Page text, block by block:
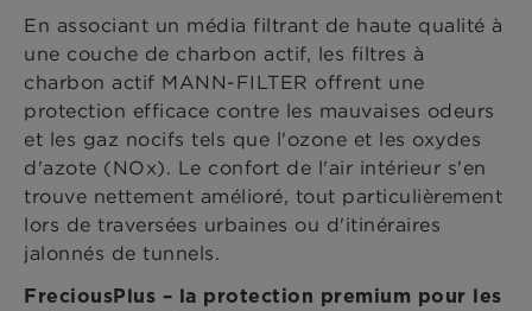
En associant un média filtrant de haute qualité à
une couche de charbon actif, les filtres à
charbon actif MANN-FILTER offrent une
protection efficace contre les mauvaises odeurs
et les gaz nocifs tels que l'ozone et les oxydes
d'azote (NOx). Le confort de l'air intérieur s'en
trouve nettement amélioré, tout particulièrement
lors de traversées urbaines ou d'itinéraires
jalonnés de tunnels.
FreciousPlus – la protection premium pour les